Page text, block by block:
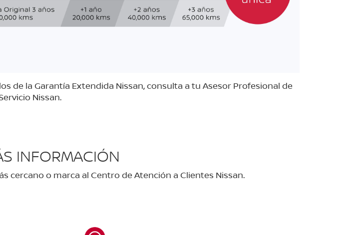
de la Garantía Extendida Nissan, consulta a tu Asesor Profesional de
Nissan.
INFORMACIÓN
cercano o marca al Centro de Atención a Clientes Nissan.